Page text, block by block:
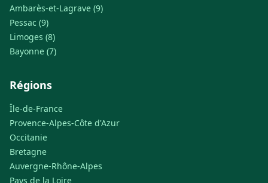
Ambarès-et-Lagrave (9)
Pessac (9)
Limoges (8)
Bayonne (7)
Régions
Île-de-France
Provence-Alpes-Côte d'Azur
Occitanie
Bretagne
Auvergne-Rhône-Alpes
Pays de la Loire